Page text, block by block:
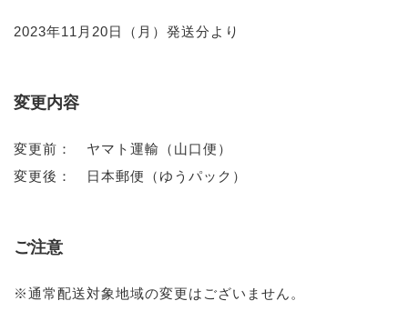
2023年11月20日（月）発送分より
変更内容
変更前： ヤマト運輸（山口便）
変更後： 日本郵便（ゆうパック）
ご注意
※通常配送対象地域の変更はございません。